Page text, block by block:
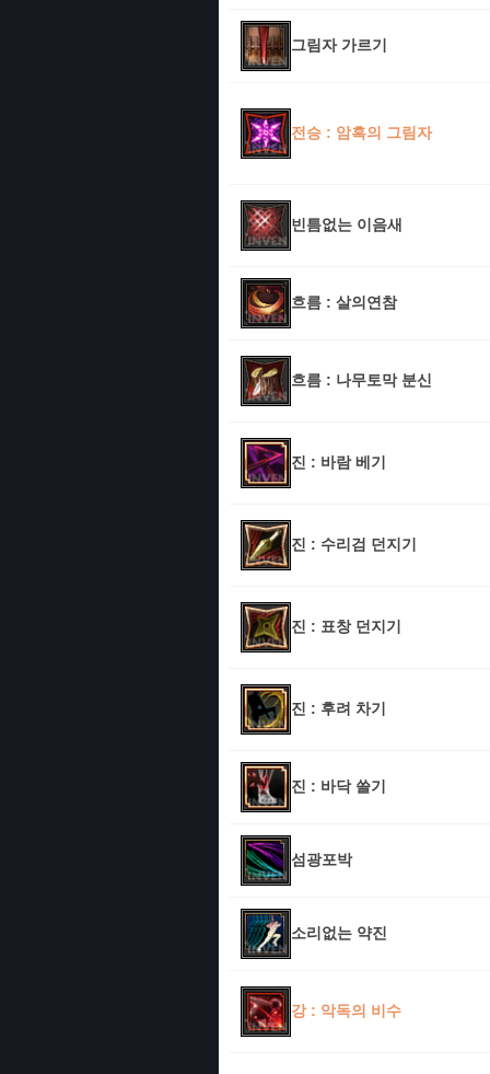
그림자 가르기
전승 : 암흑의 그림자
빈틈없는 이음새
흐름 : 살의연참
흐름 : 나무토막 분신
진 : 바람 베기
진 : 수리검 던지기
진 : 표창 던지기
진 : 후려 차기
진 : 바닥 쓸기
섬광포박
소리없는 약진
강 : 악독의 비수